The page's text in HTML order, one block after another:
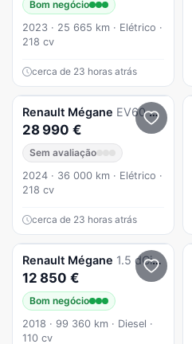
Bom negócio
2023 · 25 665 km · Elétrico ·
218 cv
cerca de 23 horas atrás
Renault Mégane EV60 Techno Optimum Charge
28 990 €
Sem avaliação
2024 · 36 000 km · Elétrico ·
218 cv
cerca de 23 horas atrás
Renault Mégane 1.5 dCi Zen ECO
12 850 €
Bom negócio
2018 · 99 360 km · Diesel ·
110 cv